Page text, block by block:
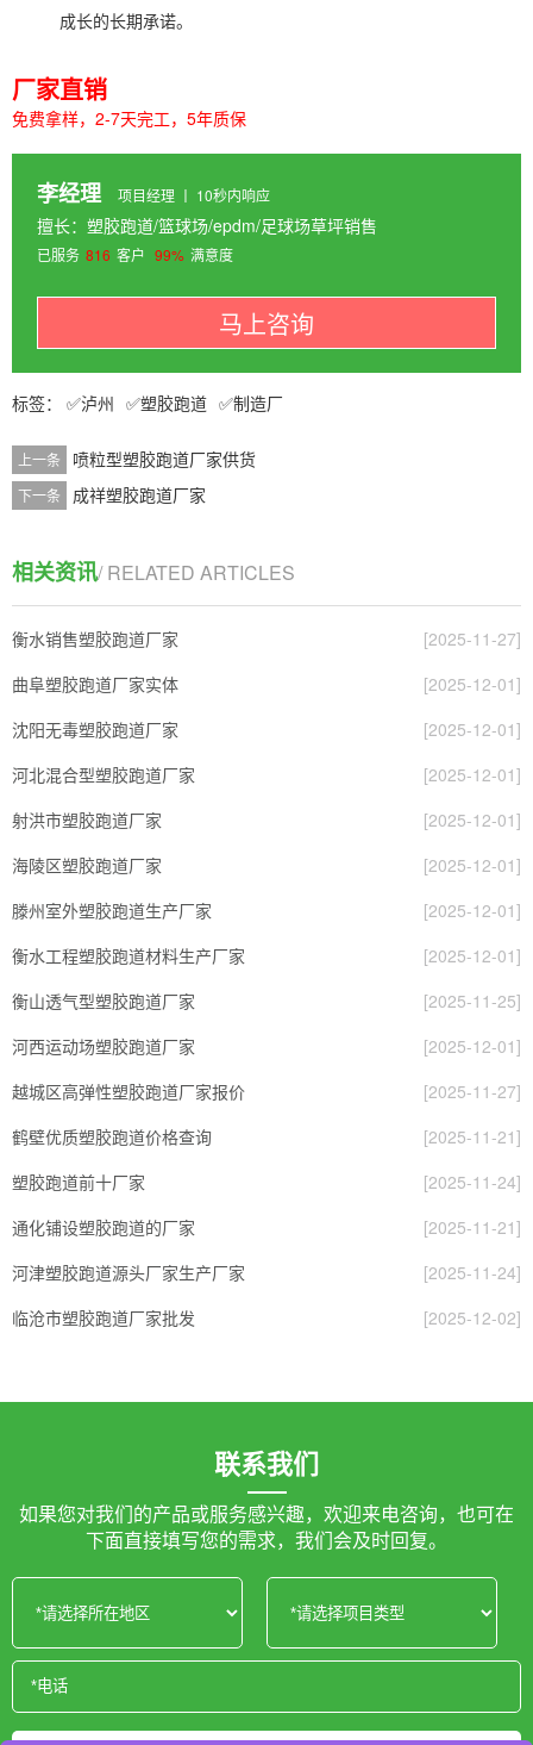
成长的长期承诺。
厂家直销
免费拿样，2-7天完工，5年质保
李经理 项目经理 丨 10秒内响应
擅长：塑胶跑道/篮球场/epdm/足球场草坪销售
已服务 816 客户 99% 满意度
马上咨询
泸州 塑胶跑道 制造厂
上一条 喷粒型塑胶跑道厂家供货
下一条 成祥塑胶跑道厂家
相关资讯/ RELATED ARTICLES
衡水销售塑胶跑道厂家
[2025-11-27]
曲阜塑胶跑道厂家实体
[2025-12-01]
沈阳无毒塑胶跑道厂家
[2025-12-01]
河北混合型塑胶跑道厂家
[2025-12-01]
射洪市塑胶跑道厂家
[2025-12-01]
海陵区塑胶跑道厂家
[2025-12-01]
滕州室外塑胶跑道生产厂家
[2025-12-01]
衡水工程塑胶跑道材料生产厂家
[2025-12-01]
衡山透气型塑胶跑道厂家
[2025-11-25]
河西运动场塑胶跑道厂家
[2025-12-01]
越城区高弹性塑胶跑道厂家报价
[2025-11-27]
鹤壁优质塑胶跑道价格查询
[2025-11-21]
塑胶跑道前十厂家
[2025-11-24]
通化铺设塑胶跑道的厂家
[2025-11-21]
河津塑胶跑道源头厂家生产厂家
[2025-11-24]
临沧市塑胶跑道厂家批发
[2025-12-02]
联系我们
如果您对我们的产品或服务感兴趣，欢迎来电咨询，也可在
下面直接填写您的需求，我们会及时回复。